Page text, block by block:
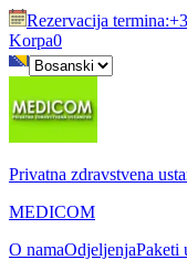
Rezervacija termina:
Korpa0
Privatna zdravstvena
MEDICOM
O namaOdjeljenjaPaketi